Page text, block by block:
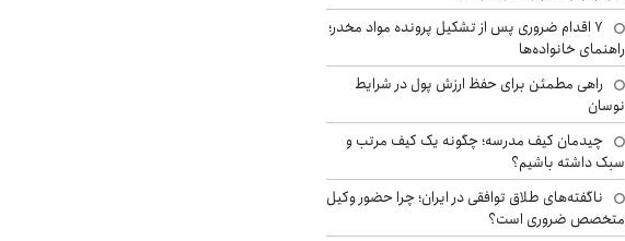
۷ اقدام ضروری پس از تشکیل پرونده مواد مخدر؛
راهنمای خانواده‌ها
راهی مطمئن برای حفظ ارزش پول در شرایط
نوسان
چیدمان کیف مدرسه؛ چگونه یک کیف مرتب و
سبک داشته باشیم؟
ناگفته‌های طلاق توافقی در ایران؛ چرا حضور وکیل
متخصص ضروری است؟